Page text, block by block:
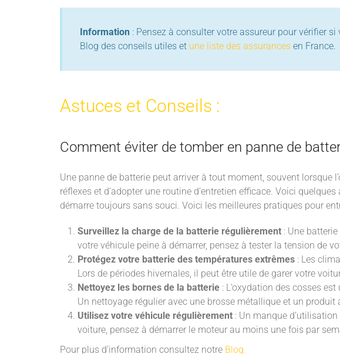
Information : Pensez à consulter votre assureur pour vérifier
Blog des conseils utiles et une liste des assurances en France.
Astuces et Conseils :
Comment éviter de tomber en panne de
Une panne de batterie peut arriver à tout moment, souvent lorsque
réflexes et d’adopter une routine d’entretien efficace. Voici
démarre toujours sans souci. Voici les meilleures pratiques pour
Surveillez la charge de la batterie régulièrement : Une
votre véhicule peine à démarrer, pensez à tester la tension de
Protégez votre batterie des températures extrêmes : Les
Lors de périodes hivernales, il peut être utile de garer votre
Nettoyez les bornes de la batterie : L’oxydation des cosses
Un nettoyage régulier avec une brosse métallique et un produit
Utilisez votre véhicule régulièrement : Un manque
voiture, pensez à démarrer le moteur au moins une fois par
Pour plus d’information consultez notre Blog.